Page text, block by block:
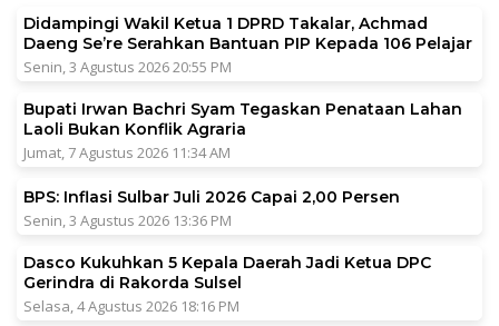
Didampingi Wakil Ketua 1 DPRD Takalar, Achmad
Daeng Se’re Serahkan Bantuan PIP Kepada 106 Pelajar
Senin, 3 Agustus 2026 20:55 PM
Bupati Irwan Bachri Syam Tegaskan Penataan Lahan
Laoli Bukan Konflik Agraria
Jumat, 7 Agustus 2026 11:34 AM
BPS: Inflasi Sulbar Juli 2026 Capai 2,00 Persen
Senin, 3 Agustus 2026 13:36 PM
Dasco Kukuhkan 5 Kepala Daerah Jadi Ketua DPC
Gerindra di Rakorda Sulsel
Selasa, 4 Agustus 2026 18:16 PM